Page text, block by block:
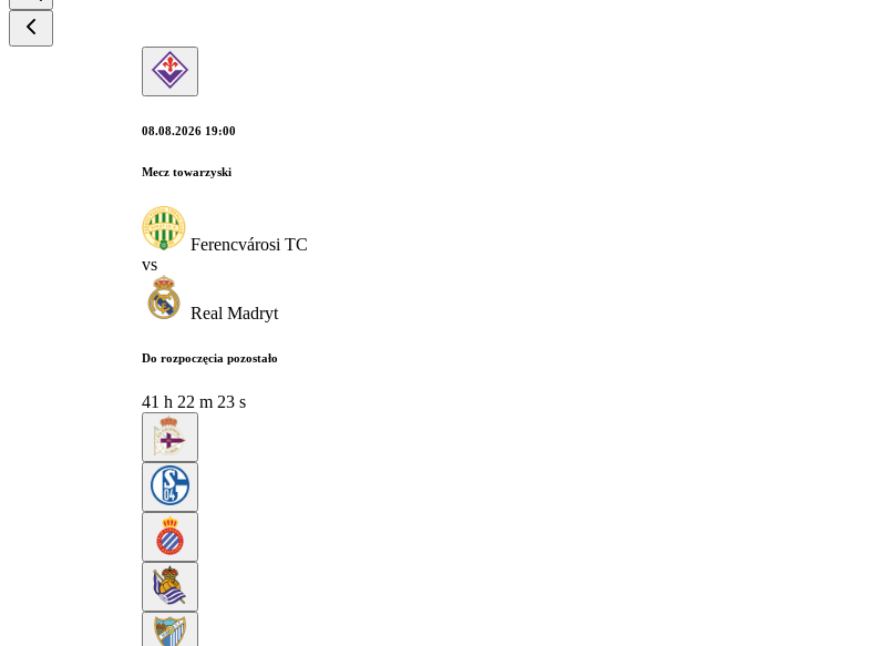
08.08.2026 19:00
Mecz towarzyski
Ferencvárosi TC
vs
Real Madryt
Do rozpoczęcia pozostało
41 h 22 m 22 s